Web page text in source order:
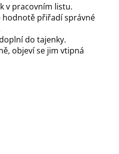
v pracovním listu.
hodnotě přiřadí správné
do tajenky.
objeví se jim vtipná